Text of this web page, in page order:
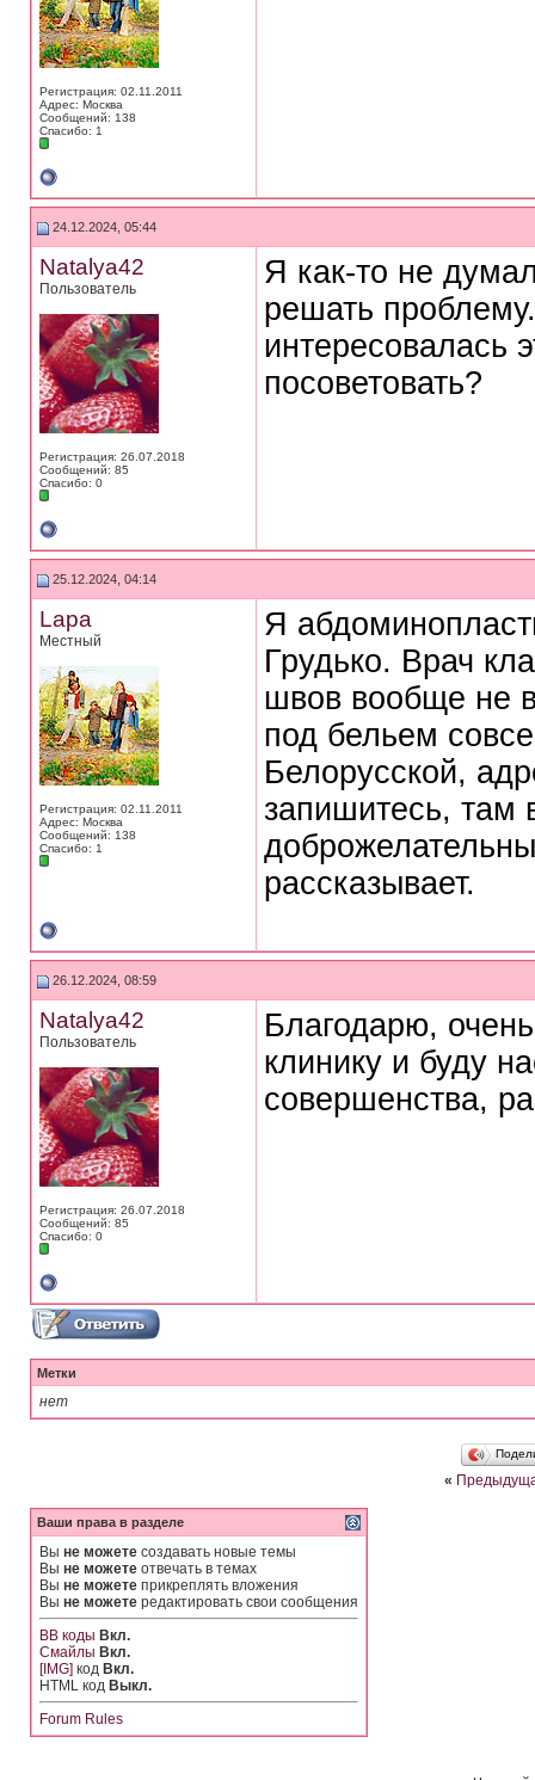
Регистрация: 02.11.2011
Адрес: Москва
Сообщений: 138
Спасибо: 1
24.12.2024, 05:44
Natalya42
Пользователь
Регистрация: 26.07.2018
Сообщений: 85
Спасибо: 0
Я как-то не
решать
интересовалась
посоветовать?
25.12.2024, 04:14
Lapa
Местный
Регистрация: 02.11.2011
Адрес: Москва
Сообщений: 138
Спасибо: 1
Я
Грудько. Врач
швов вообще не
под бельем
Белорусской,
запишитесь, там
рассказывает.
26.12.2024, 08:59
Natalya42
Пользователь
Регистрация: 26.07.2018
Сообщений: 85
Спасибо: 0
Благодарю,
клинику и буду
совершенства,
Метки
нет
«
Ваши права в разделе
Вы не можете создавать новые темы
Вы не можете отвечать в темах
Вы не можете прикреплять вложения
Вы не можете редактировать свои сообщения
BB коды Вкл.
Смайлы Вкл.
[IMG] код Вкл.
HTML код Выкл.
Forum Rules